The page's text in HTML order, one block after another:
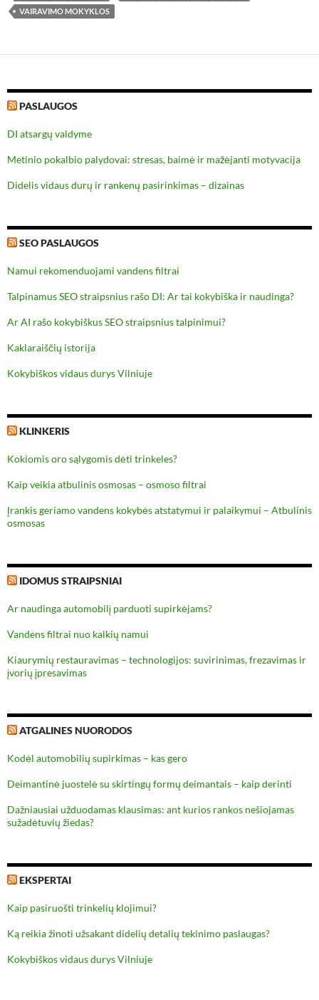
VAIRAVIMO MOKYKLOS
PASLAUGOS
DI atsargų valdyme
Metinio pokalbio palydovai: stresas, baimė ir mažėjanti motyvacija
Didelis vidaus durų ir rankenų pasirinkimas – dizainas
SEO PASLAUGOS
Namui rekomenduojami vandens filtrai
Talpinamus SEO straipsnius rašo DI: Ar tai kokybiška ir naudinga?
Ar AI rašo kokybiškus SEO straipsnius talpinimui?
Kaklaraiščių istorija
Kokybiškos vidaus durys Vilniuje
KLINKERIS
Kokiomis oro sąlygomis dėti trinkeles?
Kaip veikia atbulinis osmosas – osmoso filtrai
Įrankis geriamo vandens kokybės atstatymui ir palaikymui – Atbulinis
osmosas
IDOMUS STRAIPSNIAI
Ar naudinga automobilį parduoti supirkėjams?
Vandens filtrai nuo kalkių namui
Kiaurymių restauravimas – technologijos: suvirinimas, frezavimas ir
įvorių įpresavimas
ATGALINES NUORODOS
Kodėl automobilių supirkimas – kas gero
Deimantinė juostelė su skirtingų formų deimantais – kaip derinti
Dažniausiai užduodamas klausimas: ant kurios rankos nešiojamas
sužadėtuvių žiedas?
EKSPERTAI
Kaip pasiruošti trinkelių klojimui?
Ką reikia žinoti užsakant didelių detalių tekinimo paslaugas?
Kokybiškos vidaus durys Vilniuje